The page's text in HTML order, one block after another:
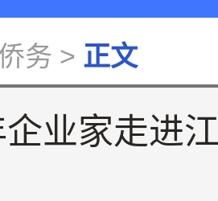
务 > 正文
业家走进